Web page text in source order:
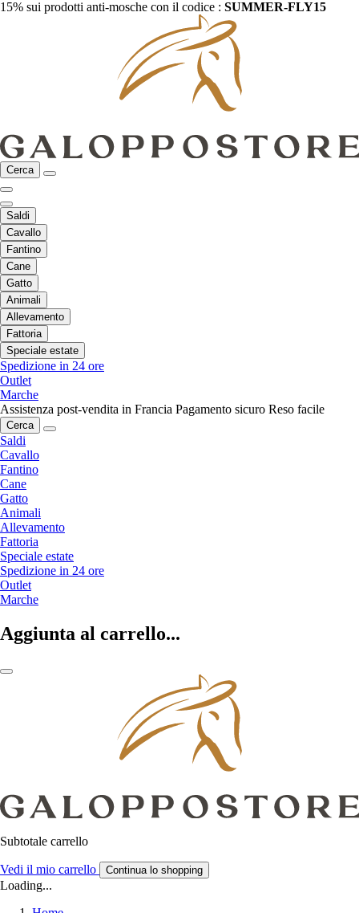
15% sui prodotti anti-mosche con il codice : SUMMER-FLY15
Cerca
Saldi
Cavallo
Fantino
Cane
Gatto
Animali
Allevamento
Fattoria
Speciale estate
Spedizione in 24 ore
Outlet
Marche
Assistenza post-vendita in Francia Pagamento sicuro Reso facile
Cerca
Saldi
Cavallo
Fantino
Cane
Gatto
Animali
Allevamento
Fattoria
Speciale estate
Spedizione in 24 ore
Outlet
Marche
Aggiunta al carrello...
Subtotale carrello
Vedi il mio carrello Continua lo shopping
Loading...